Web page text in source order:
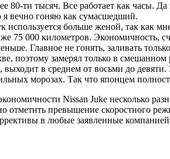
80-ти тысяч. Все работает как часы.
я вечно гоняю как сумасшедший.
больше женой, так как
75 000 километров. Экономичность,
Главное не гонять, заливать
поэтому замерял только в
выходит в среднем от восьми до
морозах. Так что японцем
Nissan Juke несколько
отметить превышение скоростного
в любые заявленные